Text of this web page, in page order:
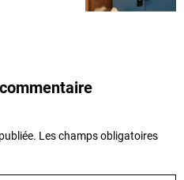
Les champs obligatoires